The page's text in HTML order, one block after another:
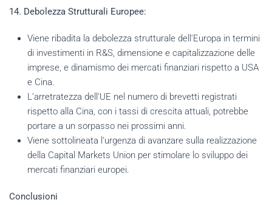
14. Debolezza Strutturali Europee:
Viene ribadita la debolezza strutturale dell'Europa in termini
di investimenti in R&S, dimensione e capitalizzazione delle
imprese, e dinamismo dei mercati finanziari rispetto a USA
e Cina.
L'arretratezza dell'UE nel numero di brevetti registrati
rispetto alla Cina, con i tassi di crescita attuali, potrebbe
portare a un sorpasso nei prossimi anni.
Viene sottolineata l'urgenza di avanzare sulla realizzazione
della Capital Markets Union per stimolare lo sviluppo dei
mercati finanziari europei.
Conclusioni